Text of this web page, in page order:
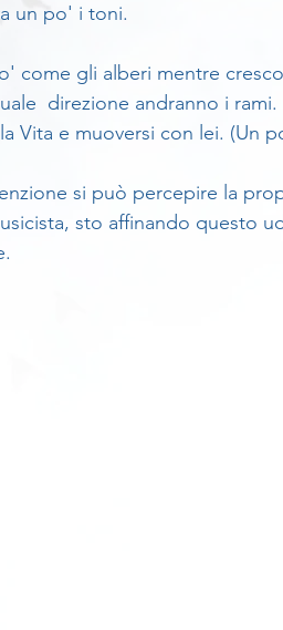
un po' i toni.
come gli alberi mentre
direzione andranno i
Vita e muoversi con lei. (Un
si può percepire la
sto affinando questo